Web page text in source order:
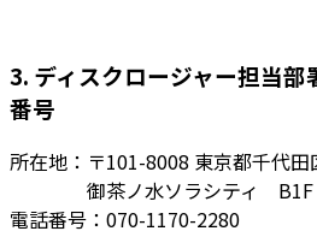
3. ディスクロージャー担当
番号
所在地：〒101-8008 東京都千代
御茶ノ水ソラシティ B1F
電話番号：070-1170-2280